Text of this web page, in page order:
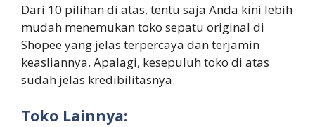
Dari 10 pilihan di atas, tentu saja Anda kini lebih
mudah menemukan toko sepatu original di
Shopee yang jelas terpercaya dan terjamin
keasliannya. Apalagi, kesepuluh toko di atas
sudah jelas kredibilitasnya.
Toko Lainnya: